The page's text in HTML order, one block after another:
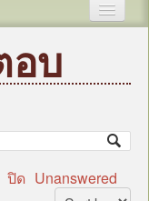
อบ
ปิด Unanswered